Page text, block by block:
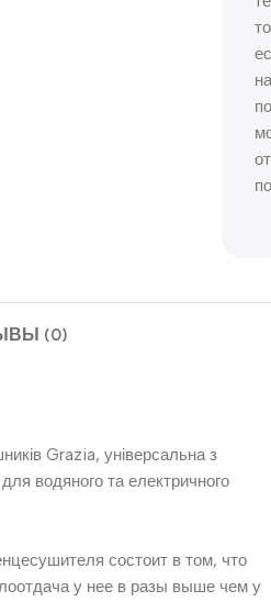
то
(0)
Grazia, універсальна з
водяного та електричного
состоит в том, что
у нее в разы выше чем у